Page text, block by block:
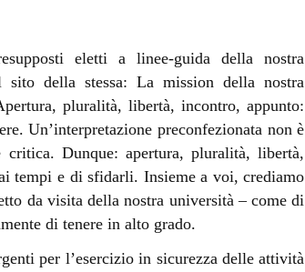
eletti a linee-guida della nostra
della stessa: La mission della nostra
pluralità, libertà, incontro, appunto:
Un’interpretazione preconfezionata non è
Dunque: apertura, pluralità, libertà,
tempi e di sfidarli. Insieme a voi, crediamo
da visita della nostra università – come di
di tenere in alto grado.
per l’esercizio in sicurezza delle attività